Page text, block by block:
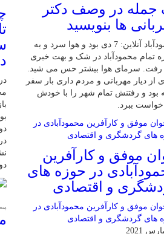
جمله در وصف دکتر
ها بنویسید
محمودآباد آنلاین: 7 دی بود و هوا سرد و به
تمام محمودآباد در شک و بهت خبری
رفت. سرمای هوا بیشتر حس می شید.
از دیار مهربانی و مردم داری بار سفر
بود و رفتنش تمام شهر را با خودش
ببرد.
موفق و کارآفرین
در حوزه های
و اقتصادی